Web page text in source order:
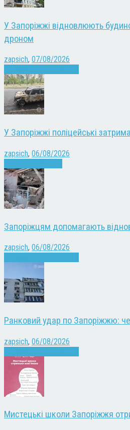
У Запоріжжі відновлюють
дроном
zapsich, 07/08/2026
У Запоріжжі поліцейські
zapsich, 06/08/2026
Запоріжцям допомагають
zapsich, 06/08/2026
Ранковий удар по Запоріжжю:
zapsich, 06/08/2026
Мистецькі школи Запоріжжя